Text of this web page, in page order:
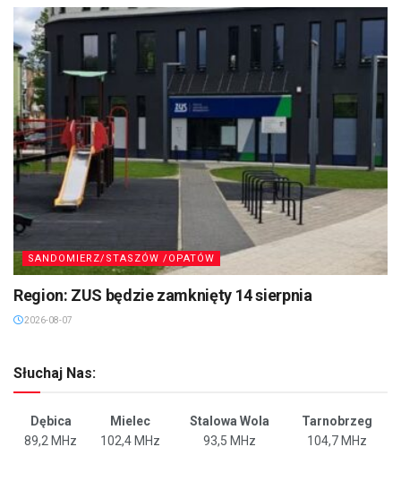
SANDOMIERZ/STASZÓW /OPATÓW
Region: ZUS będzie zamknięty 14 sierpnia
2026-08-07
Słuchaj Nas:
Dębica Mielec Stalowa Wola
Tarnobrzeg
89,2 MHz
102,4 MHz 93,5 MHz 104,7 MHz